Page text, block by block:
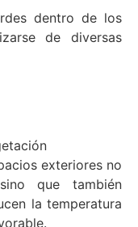
dentro de los
de diversas
exteriores no
que también
la temperatura